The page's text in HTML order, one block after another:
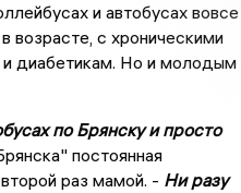
и автобусах вовсе
возрасте, с хроническими
диабетикам. Но и молодым
по Брянску и просто
постоянная
раз мамой. - Ни разу